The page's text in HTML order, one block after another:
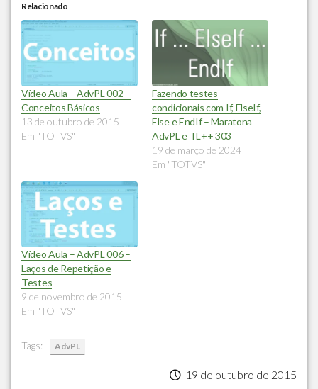
Relacionado
Vídeo Aula – AdvPL 002 –
Conceitos Básicos
13 de outubro de 2015
Em "TOTVS"
Fazendo testes
condicionais com If, ElseIf,
Else e EndIf – Maratona
AdvPL e TL++ 303
19 de março de 2024
Em "TOTVS"
Vídeo Aula – AdvPL 006 –
Laços de Repetição e
Testes
9 de novembro de 2015
Em "TOTVS"
Tags: AdvPL
19 de outubro de 2015